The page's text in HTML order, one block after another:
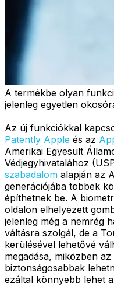
A termékbe olyan
jelenleg egyetlen
Az új funkciókkal
Patently Apple és az
Amerikai Egyesült
Védjegyhivatalához
szabadalom alapján az
generációjába többek
építhetnek be. A
oldalon elhelyezett
jelenleg még a nemrég
váltásra szolgál, de a
kerülésével lehetővé
megadása, miközben
biztonságosabbak
ezáltal könnyebb lehet